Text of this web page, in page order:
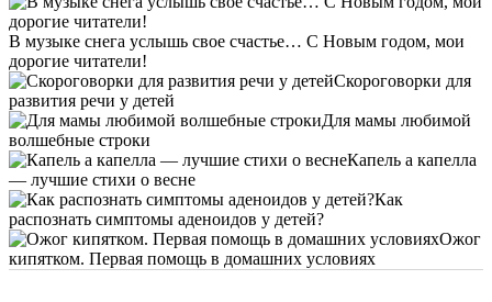
В музыке снега услышь свое счастье… С Новым годом, мои
дорогие читатели!
Скороговорки для
развития речи у детей
Для мамы любимой
волшебные строки
Капель а капелла
— лучшие стихи о весне
Как
распознать симптомы аденоидов у детей?
Ожог
кипятком. Первая помощь в домашних условиях